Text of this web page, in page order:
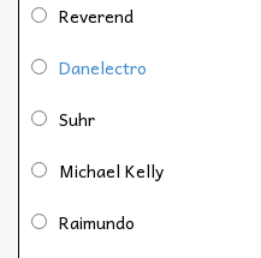
Reverend
Danelectro
Suhr
Michael Kelly
Raimundo